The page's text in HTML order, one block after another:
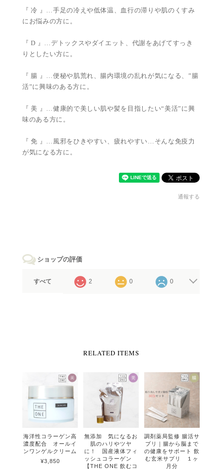
『 冷 』…手足の冷えや低体温、血行の滞りや肌のくすみ
にお悩みの方に。
『 D 』…デトックスやダイエット、代謝をあげてすっき
りとしたい方に。
『 腸 』…便秘や肌荒れ、腸内環境の乱れが気になる、”腸
活”に興味のある方に。
『 美 』…健康的で美しい肌や髪を目指したい“美活”に興
味のある方に。
『 免 』…風邪をひきやすい、疲れやすい…そんな免疫力
が気になる方に。
通報する
ショップの評価
すべて 2 0 0
RELATED ITEMS
海洋性コラーゲン高
濃度配合 オールイ
ンワンゲルクリーム
¥3,850
無添加 気になるお
肌のハリやツヤ
に！ 国産液体フィ
ッシュコラーゲン
【THE ONE 飲むコ
調剤薬局監修 腸活サ
プリ｜腸から脳まで
の健康をサポート 飲
む玄米サプリ １ヶ
月分